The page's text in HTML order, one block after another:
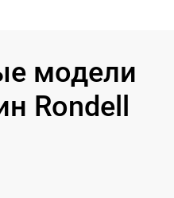
модели
Rondell